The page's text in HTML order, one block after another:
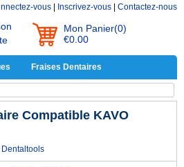
vous Inscrivez-vous Contactez-nous
Mon Panier(0)
€0.00
Fraises Dentaires
Compatible KAVO
Dentaltools